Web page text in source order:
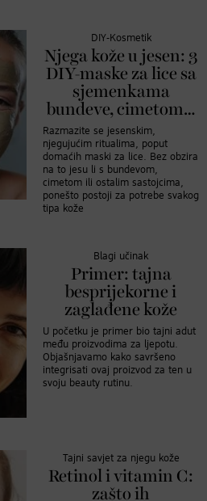
DIY-Kosmetik
Njega kože u jesen: 3
DIY-maske za lice sa
sjemenkama
bundeve, cimetom…
Razmazite se jesenskim,
njegujućim ritualima, poput
domaćih maski za lice. Bez obzira
na to jesu li s bundevom,
cimetom ili ostalim sastojcima,
ponešto postoji za potrebe svakog
tipa kože
Blagi učinak
Primer: tajna
besprijekorne i
zaglađene kože
U početku je primer bio tajni adut
među proizvodima za ljepotu.
Objašnjavamo kako savršeno
integrisati ovaj proizvod za ten u
svoju beauty rutinu.
Tajni savjet za njegu kože
Retinol i vitamin C:
zašto ih